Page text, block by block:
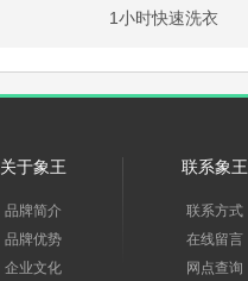
1小时快速洗衣
关于象王
品牌简介
品牌优势
企业文化
联系象王
联系方式
在线留言
网点查询